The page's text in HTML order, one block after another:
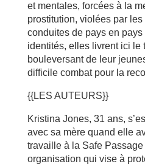
et mentales, forcées à la
prostitution, violées par
conduites de pays en
identités, elles livrent ici le
bouleversant de leur
difficile combat pour la
{{LES AUTEURS}}
Kristina Jones, 31 ans,
avec sa mère quand elle
travaille à la Safe
organisation qui vise à